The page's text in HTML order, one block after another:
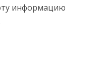
информацию